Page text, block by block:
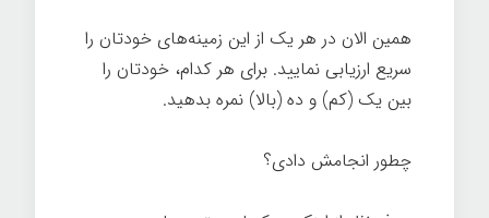
همین الان در هر یک از این زمینه‌های خودتان را
سریع ارزیابی نمایید. برای هر کدام، خودتان را
بین یک (کم) و ده (بالا) نمره بدهید.
چطور انجامش دادی؟